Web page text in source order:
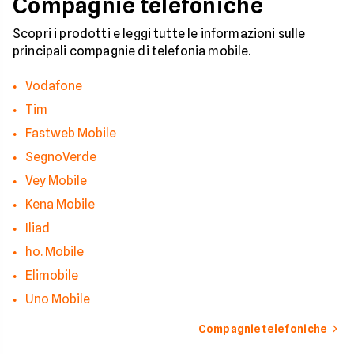
pericolo e a usare gli
strumenti giusti per
bloccare finalmente
contatti
Compagnie telefoniche
Scopri i prodotti e leggi tutte le informazioni sulle
principali compagnie di telefonia mobile.
Vodafone
Tim
Fastweb Mobile
SegnoVerde
Vey Mobile
Kena Mobile
Iliad
ho. Mobile
Elimobile
Uno Mobile
Compagnie telefoniche